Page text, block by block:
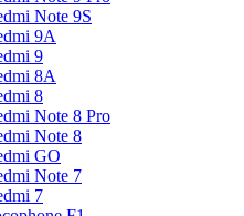
Note 9S
9A
9
8A
8
Note 8 Pro
Note 8
GO
Note 7
7